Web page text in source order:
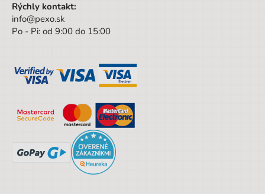
Rýchly kontakt:
info@pexo.sk
Po - Pi: od 9:00 do 15:00